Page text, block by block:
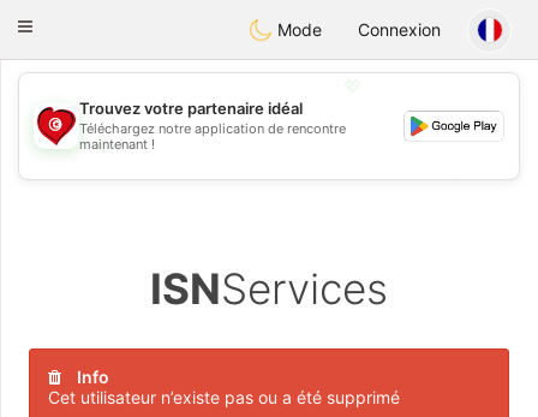
Tunisia Dating
Toggle
Mode Connexion
💖
💕
Trouvez votre partenaire idéal
Téléchargez notre application de rencontre
maintenant !
ISNServices
Info
Cet utilisateur n’existe pas ou a été supprimé